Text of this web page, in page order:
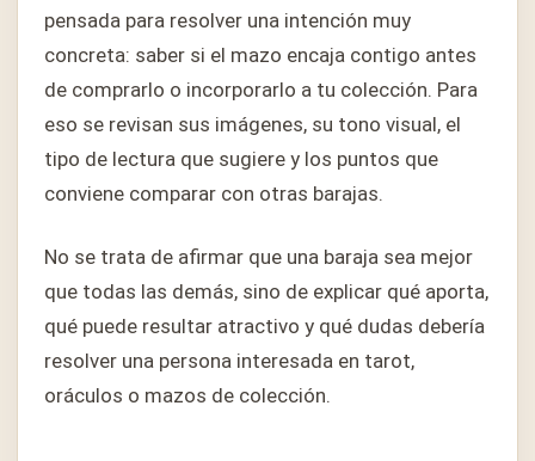
pensada para resolver una intención muy
concreta: saber si el mazo encaja contigo antes
de comprarlo o incorporarlo a tu colección. Para
eso se revisan sus imágenes, su tono visual, el
tipo de lectura que sugiere y los puntos que
conviene comparar con otras barajas.
No se trata de afirmar que una baraja sea mejor
que todas las demás, sino de explicar qué aporta,
qué puede resultar atractivo y qué dudas debería
resolver una persona interesada en tarot,
oráculos o mazos de colección.